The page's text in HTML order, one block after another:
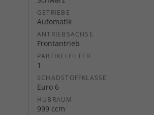
GETRIEBE
Automatik
ANTRIEBSACHSE
Frontantrieb
PARTIKELFILTER
1
SCHADSTOFFKLASSE
Euro 6
HUBRAUM
999 ccm